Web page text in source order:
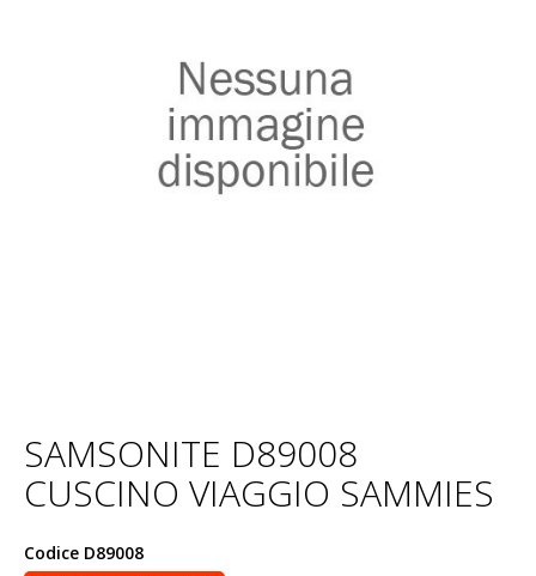
SAMSONITE D89008
CUSCINO VIAGGIO SAMMIES
Codice D89008